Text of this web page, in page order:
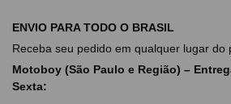
ENVIO PARA TODO O BRASIL
Receba seu pedido em qualquer lugar do
Motoboy (São Paulo e Região) –
Sexta: